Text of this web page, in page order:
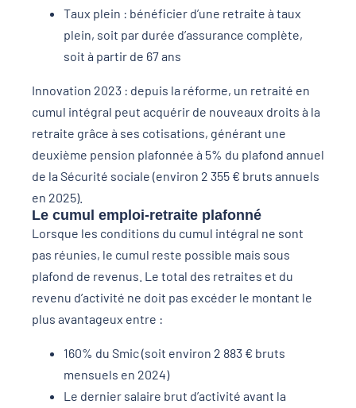
Taux plein : bénéficier d’une retraite à taux
plein, soit par durée d’assurance complète,
soit à partir de 67 ans
Innovation 2023 : depuis la réforme, un retraité en
cumul intégral peut acquérir de nouveaux droits à la
retraite grâce à ses cotisations, générant une
deuxième pension plafonnée à 5% du plafond annuel
de la Sécurité sociale (environ 2 355 € bruts annuels
en 2025).
Le cumul emploi-retraite plafonné
Lorsque les conditions du cumul intégral ne sont
pas réunies, le cumul reste possible mais sous
plafond de revenus. Le total des retraites et du
revenu d’activité ne doit pas excéder le montant le
plus avantageux entre :
160% du Smic (soit environ 2 883 € bruts
mensuels en 2024)
Le dernier salaire brut d’activité avant la